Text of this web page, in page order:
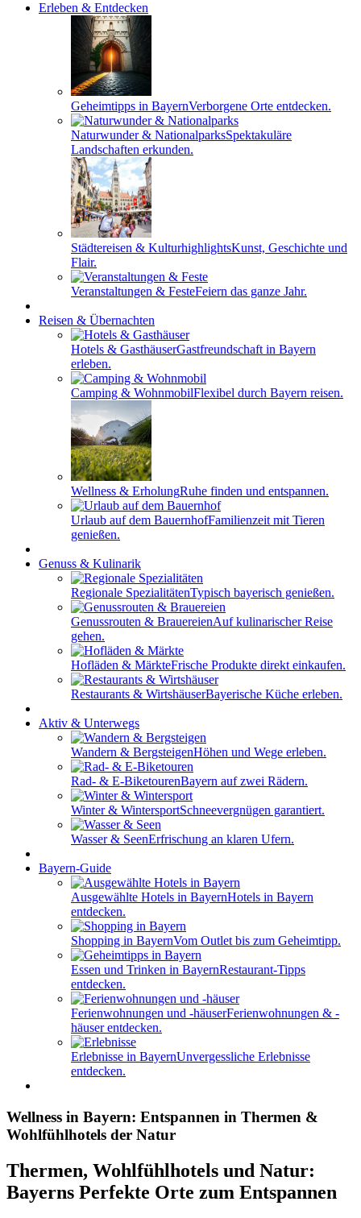
Erleben & Entdecken
Geheimtipps in BayernVerborgene Orte entdecken.
Naturwunder & NationalparksSpektakuläre
Landschaften erkunden.
Städtereisen & KulturhighlightsKunst, Geschichte und
Flair.
Veranstaltungen & FesteFeiern das ganze Jahr.
Reisen & Übernachten
Hotels & GasthäuserGastfreundschaft in Bayern
erleben.
Camping & WohnmobilFlexibel durch Bayern reisen.
Wellness & ErholungRuhe finden und entspannen.
Urlaub auf dem BauernhofFamilienzeit mit Tieren
genießen.
Genuss & Kulinarik
Regionale SpezialitätenTypisch bayerisch genießen.
Genussrouten & BrauereienAuf kulinarischer Reise
gehen.
Hofläden & MärkteFrische Produkte direkt einkaufen.
Restaurants & WirtshäuserBayerische Küche erleben.
Aktiv & Unterwegs
Wandern & BergsteigenHöhen und Wege erleben.
Rad- & E-BiketourenBayern auf zwei Rädern.
Winter & WintersportSchneevergnügen garantiert.
Wasser & SeenErfrischung an klaren Ufern.
Bayern-Guide
Ausgewählte Hotels in BayernHotels in Bayern
entdecken.
Shopping in BayernVom Outlet bis zum Geheimtipp.
Essen und Trinken in BayernRestaurant-Tipps
entdecken.
Ferienwohnungen und -häuserFerienwohnungen & -
häuser entdecken.
Erlebnisse in BayernUnvergessliche Erlebnisse
entdecken.
Wellness in Bayern: Entspannen in Thermen &
Wohlfühlhotels der Natur
Thermen, Wohlfühlhotels und Natur:
Bayerns Perfekte Orte zum Entspannen